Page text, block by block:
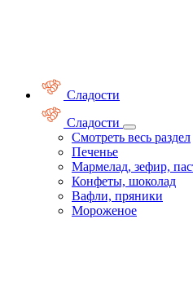
Сладости
Сладости
Смотреть весь раздел
Печенье
Мармелад, зефир,
Конфеты, шоколад
Вафли, пряники
Мороженое